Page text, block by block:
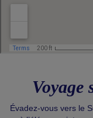
Voyage
Évadez-vous vers le